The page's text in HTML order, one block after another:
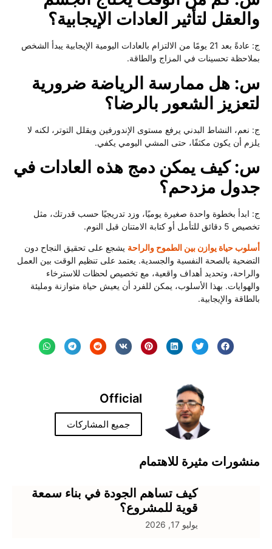
مثيرة للاهتمام
كيف تساهم الجودة في بناء سمعة
قوية للمشروع؟
لتأثير العادات الإيجابية؟
ج: عادةً بعد 21 يومًا من الالتزام بالعادات اليومية الإيجابية يبدأ الشخص
تحسينات في المزاج والطاقة.
هل ممارسة الرياضة ضرورية
الشعور بالرضا؟
النشاط البدني يرفع مستوى الإندورفين ويقلل التوتر، لكنه لا
أن يكون مكثفًا، حتى المشي اليومي يكفي.
كيف يمكن دمج هذه العادات في
مزدحم؟
ابدأ بخطوة واحدة صغيرة يوميًا، وزد تدريجيًا حسب قدرتك، مثل
للتأمل أو كتابة الامتنان قبل النوم.
حياة يوازن بين الطموح والراحةيشجع على تحقيق النجاح دون
بالصحة النفسية والجسدية. يعتمد على تنظيم الوقت بين العمل
وتحديد أهداف واقعية، مع تخصيص لحظات للاسترخاء
بهذا الأسلوب، يمكن للفرد أن يعيش حياة متوازنة ومليئة
والإيجابية.
Official
جميع المشاركات